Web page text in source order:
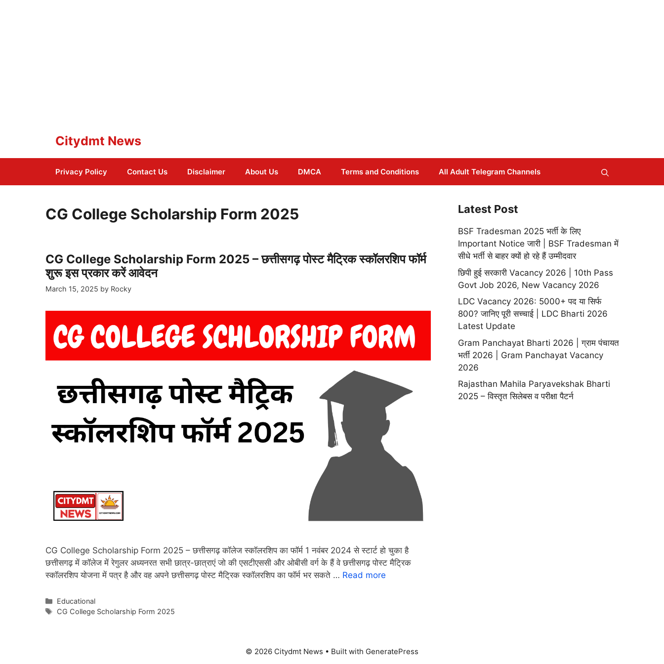
Citydmt News
Privacy Policy Contact Us Disclaimer About Us DMCA Terms and Conditions All Adult Telegram Channels
CG College Scholarship Form 2025
CG College Scholarship Form 2025 – छत्तीसगढ़ पोस्ट मैट्रिक स्कॉलरशिप फॉर्म
शुरू इस प्रकार करें आवेदन
March 15, 2025 by Rocky
CG College Scholarship Form 2025 – छत्तीसगढ़ कॉलेज स्कॉलरशिप का फॉर्म 1 नवंबर 2024 से स्टार्ट हो चुका है
छत्तीसगढ़ में कॉलेज में रेगुलर अध्यनरत सभी छात्र-छात्राएं जो की एसटीएससी और ओबीसी वर्ग के हैं वे छत्तीसगढ़ पोस्ट मैट्रिक
स्कॉलरशिप योजना में पत्र है और वह अपने छत्तीसगढ़ पोस्ट मैट्रिक स्कॉलरशिप का फॉर्म भर सकते … Read more
Categories
Educational
Tags
CG College Scholarship Form 2025
Latest Post
BSF Tradesman 2025 भर्ती के लिए
Important Notice जारी | BSF Tradesman में
सीधे भर्ती से बाहर क्यों हो रहे हैं उम्मीदवार
छिपी हुई सरकारी Vacancy 2026 | 10th Pass
Govt Job 2026, New Vacancy 2026
LDC Vacancy 2026: 5000+ पद या सिर्फ
800? जानिए पूरी सच्चाई | LDC Bharti 2026
Latest Update
Gram Panchayat Bharti 2026 | ग्राम पंचायत
भर्ती 2026 | Gram Panchayat Vacancy
2026
Rajasthan Mahila Paryavekshak Bharti
2025 – विस्तृत सिलेबस व परीक्षा पैटर्न
© 2026 Citydmt News • Built with GeneratePress